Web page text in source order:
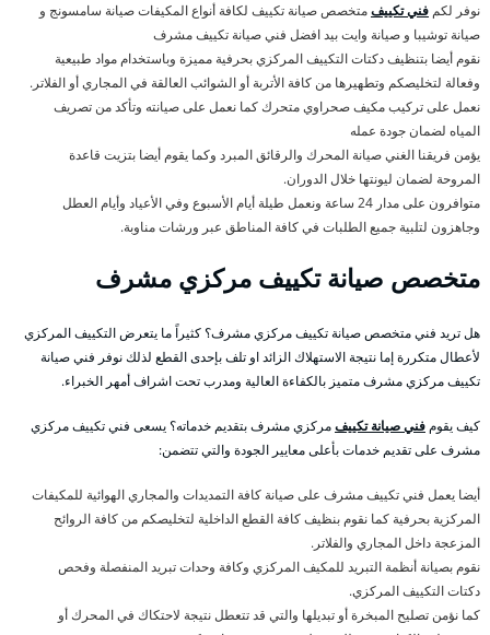
نوفر لكم فني تكييفمتخصص صيانة تكييف لكافة أنواع المكيفات صيانة سامسونج و
صيانة توشيبا و صيانة وايت بيد افضل فني صيانة تكييف مشرف
نقوم أيضا بتنظيف دكتات التكييف المركزي بحرفية مميزة وباستخدام مواد طبيعية
وفعالة لتخليصكم وتطهيرها من كافة الأتربة أو الشوائب العالقة في المجاري أو الفلاتر.
نعمل على تركيب مكيف صحراوي متحرك كما نعمل على صيانته وتأكد من تصريف
المياه لضمان جودة عمله
يؤمن فريقنا الغني صيانة المحرك والرقائق المبرد وكما يقوم أيضا بتزيت قاعدة
المروحة لضمان ليونتها خلال الدوران.
متوافرون على مدار 24 ساعة ونعمل طيلة أيام الأسبوع وفي الأعياد وأيام العطل
وجاهزون لتلبية جميع الطلبات في كافة المناطق عبر ورشات مناوبة.
متخصص صيانة تكييف مركزي مشرف
هل تريد فني متخصص صيانة تكييف مركزي مشرف؟ كثيراً ما يتعرض التكييف المركزي
لأعطال متكررة إما نتيجة الاستهلاك الزائد او تلف بإحدى القطع لذلك نوفر فني صيانة
تكييف مركزي مشرف متميز بالكفاءة العالية ومدرب تحت اشراف أمهر الخبراء.
كيف يقوم فني صيانة تكييفمركزي مشرف بتقديم خدماته؟ يسعى فني تكييف مركزي
مشرف على تقديم خدمات بأعلى معايير الجودة والتي تتضمن:
أيضا يعمل فني تكييف مشرف على صيانة كافة التمديدات والمجاري الهوائية للمكيفات
المركزية بحرفية كما نقوم بنظيف كافة القطع الداخلية لتخليصكم من كافة الروائح
المزعجة داخل المجاري والفلاتر.
نقوم بصيانة أنظمة التبريد للمكيف المركزي وكافة وحدات تبريد المنفصلة وفحص
دكتات التكييف المركزي.
كما نؤمن تصليح المبخرة أو تبديلها والتي قد تتعطل نتيجة لاحتكاك في المحرك أو